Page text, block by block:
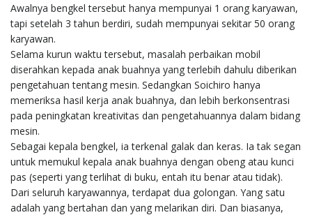
Awalnya bengkel tersebut hanya mempunyai 1 orang karyawan,
tapi setelah 3 tahun berdiri, sudah mempunyai sekitar 50 orang
karyawan.
Selama kurun waktu tersebut, masalah perbaikan mobil
diserahkan kepada anak buahnya yang terlebih dahulu diberikan
pengetahuan tentang mesin. Sedangkan Soichiro hanya
memeriksa hasil kerja anak buahnya, dan lebih berkonsentrasi
pada peningkatan kreativitas dan pengetahuannya dalam bidang
mesin.
Sebagai kepala bengkel, ia terkenal galak dan keras. Ia tak segan
untuk memukul kepala anak buahnya dengan obeng atau kunci
pas (seperti yang terlihat di buku, entah itu benar atau tidak).
Dari seluruh karyawannya, terdapat dua golongan. Yang satu
adalah yang bertahan dan yang melarikan diri. Dan biasanya,